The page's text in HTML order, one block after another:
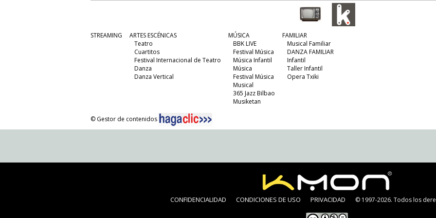
STREAMING
ARTES ESCÉNICAS
Teatro
Cuartitos
Festival Internacional de Teatro
Danza
Danza Vertical
MÚSICA
BBK LIVE
Festival Música
Música Infantil
Música
Festival Música
Musical
365 Jazz Bilbao
Musiketan
FAMILIAR
Musical Familiar
DANZA FAMILIAR
Infantil
Taller Infantil
Opera Txiki
© Gestor de contenidos
CONFIDENCIALIDAD CONDICIONES DE USO PRIVACIDAD © 1997-2026. Todos los